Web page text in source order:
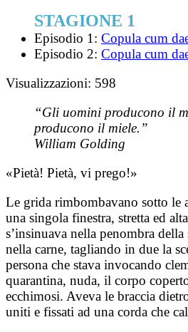
STAGIONE 1
Episodio 1: Copula cum
Episodio 2: Copula cum
Visualizzazioni: 598
“Gli uomini producono il
producono il miele.”
William Golding
«Pietà! Pietà, vi prego!»
Le grida rimbombavano sotto le
una singola finestra, stretta ed
s’insinuava nella penombra della
nella carne, tagliando in due la
persona che stava invocando
quarantina, nuda, il corpo
ecchimosi. Aveva le braccia
uniti e fissati ad una corda che